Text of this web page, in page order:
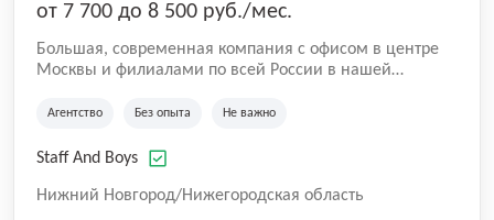
от 7 700 до 8 500 руб./мес.
Большая, современная компания с офисом в центре
Москвы и филиалами по всей России в нашей
Аутстаффинг и Аутсорсинг персонала. В компании
вакансии, где не требуется опыт. Оставляйте заявку
Агентство Без опыта Не важно
Staff And Boys
Нижний Новгород/Нижегородская область